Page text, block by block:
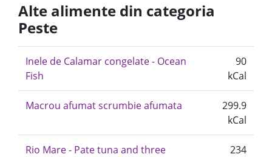
Alte alimente din categoria
Peste
Inele de Calamar congelate - Ocean
Fish
90
kCal
Macrou afumat scrumbie afumata
299.9
kCal
Rio Mare - Pate tuna and three
234